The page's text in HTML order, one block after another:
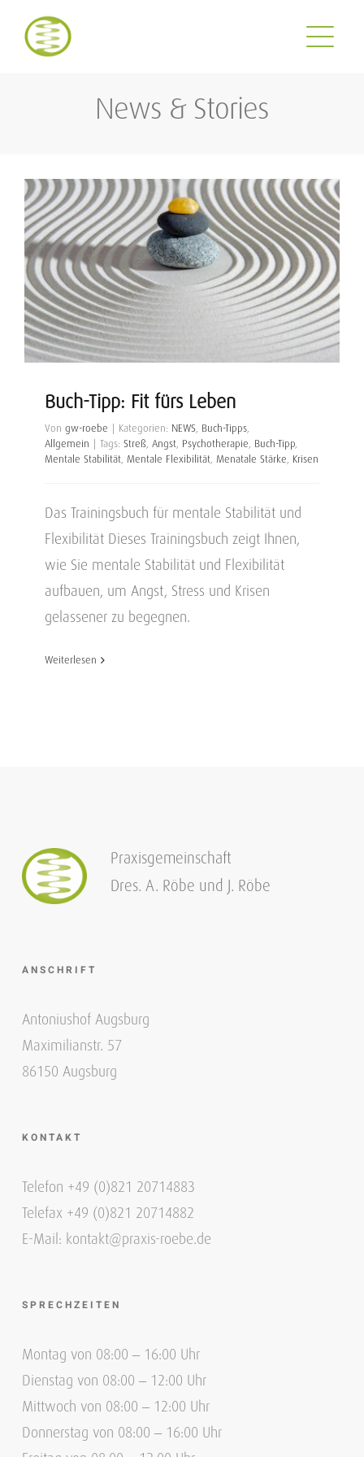
Inhalt
News & Stories
Buch-Tipp: Fit fürs Leben
Von gw-roebe Kategorien: NEWS, Buch-Tipps,
Allgemein
Tags: Streß, Angst, Psychotherapie, Buch-Tipp,
Mentale Stabilität, Mentale Flexibilität, Menatale Stärke, Krisen
Das Trainingsbuch für mentale Stabilität und
Flexibilität Dieses Trainingsbuch zeigt Ihnen,
wie Sie mentale Stabilität und Flexibilität
aufbauen, um Angst, Stress und Krisen
gelassener zu begegnen.
Weiterlesen
Praxisgemeinschaft
Dres. A. Röbe und J. Röbe
ANSCHRIFT
Antoniushof Augsburg
Maximilianstr. 57
86150 Augsburg
KONTAKT
Telefon +49 (0)821 20714883
Telefax +49 (0)821 20714882
E-Mail: kontakt@praxis-roebe.de
SPRECHZEITEN
Montag von 08:00 – 16:00 Uhr
Dienstag von 08:00 – 12:00 Uhr
Mittwoch von 08:00 – 12:00 Uhr
Donnerstag von 08:00 – 16:00 Uhr